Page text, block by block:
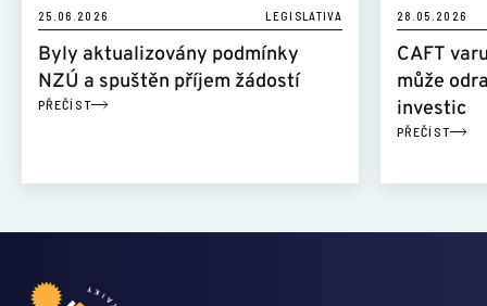
25.06.2026 LEGISLATIVA
Byly aktualizovány podmínky
NZÚ a spuštěn příjem žádostí
PŘEČÍST
28.05.2026
CAFT
může
investic
PŘEČÍST